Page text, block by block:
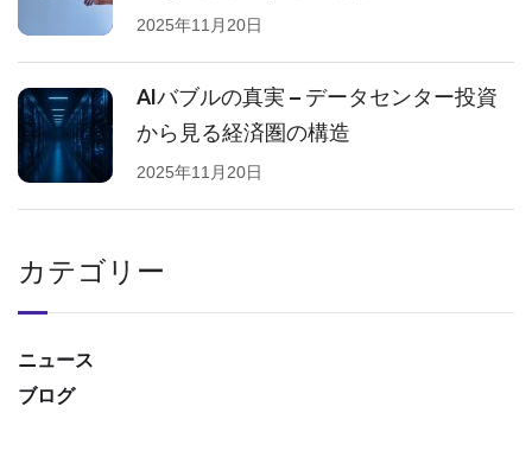
2025年11月20日
AIバブルの真実 – データセンター投資
から見る経済圏の構造
2025年11月20日
カテゴリー
ニュース
ブログ